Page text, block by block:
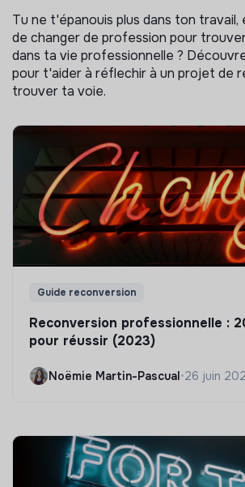
Tu ne t'épanouis plus dans ton
de changer de profession pour
dans ta vie professionnelle ?
pour t'aider à réflechir à un projet de
trouver ta voie.
Guide reconversion
Reconversion professionnelle :
pour réussir (2023)
Noëmie Martin-Pascual•26 juin